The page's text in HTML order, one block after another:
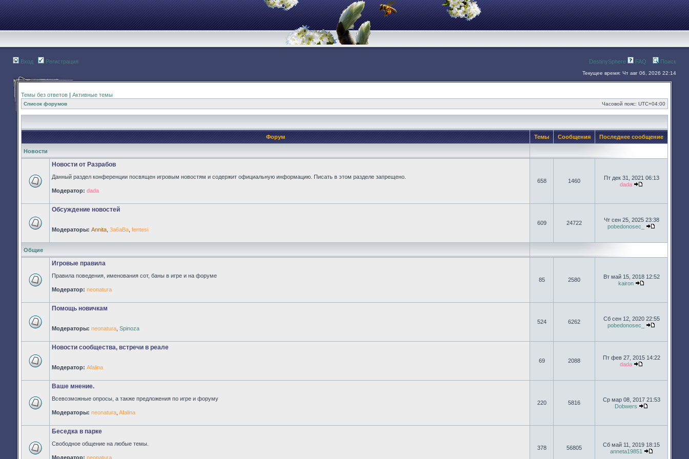
Вход Регистрация DestinySphere FAQ Поиск
Текущее время: Чт авг 06, 2026 22:14
Темы без ответов | Активные темы
Список форумов Часовой пояс: UTC+04:00
Форум Темы Сообщения Последнее сообщение
Новости
Нет
Новости от Разрабов
Данный раздел конференции посвящен игровым новостям и содержит официальную информацию. Писать в этом разделе запрещено.
Модератор: dada
658 1460
Пт дек 31, 2021 06:13
dada
Нет
сообщений
Обсуждение новостей
Модераторы: Annita 3a6aBa fentesi
609 24722
Чт сен 25, 2025 23:38
pobedonosec_
Общие
Нет
Игровые правила
Правила поведения, именования сот, баны в игре и на форуме
Модератор: neonatura
85 2580
Вт май 15, 2018 12:52
kairon
Нет
сообщений
Помощь новичкам
Модераторы: neonatura Spinoza
524 6262
Сб сен 12, 2020 22:55
pobedonosec_
Нет
сообщений
Новости сообщества, встречи в реале
Модератор: Afalina
69 2088
Пт фев 27, 2015 14:22
dada
Нет
Ваше мнение.
Всевозможные опросы, а также предложения по игре и форуму
Модераторы: neonatura Afalina
220 5816
Ср мар 08, 2017 21:53
Dobwers
Нет
Беседка в парке
Свободное общение на любые темы.
Модератор: neonatura
378 56805
Сб май 11, 2019 18:15
anneta19851